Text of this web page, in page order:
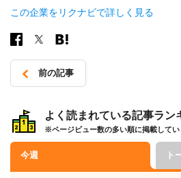
この企業をリクナビで詳しく見る
稿
ナ
ビ
ゲ
前の記事
よく読まれている記事ラン
※ページビュー数の多い順に掲載してい
今週 ト